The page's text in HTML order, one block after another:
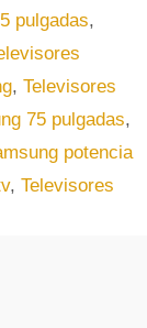
pulgadas,
, Televisores
75 pulgadas,
potencia
, Televisores